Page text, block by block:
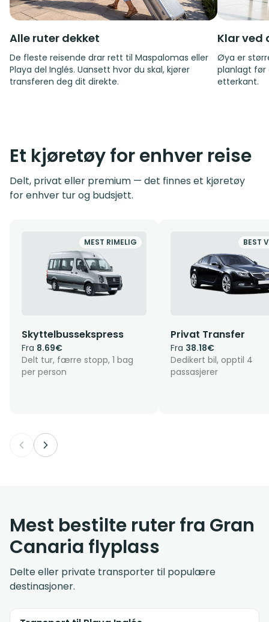
Alle ruter dekket
De fleste reisende drar rett til Maspalomas eller
Playa del Inglés. Uansett hvor du skal, kjører
transferen deg dit direkte.
Klar ved
Øya er
planlagt før
etterkant.
Et kjøretøy for enhver reise
Delt, privat eller premium — det finnes et kjøretøy
for enhver tur og budsjett.
MEST RIMELIG
Skyttelbussekspress
Fra 8.69€
Delt tur, færre stopp, 1 bag
per person
BEST
Privat Transfer
Fra 38.18€
Dedikert bil, opptil 4
passasjerer
Mest bestilte ruter fra Gran
Canaria flyplass
Delte eller private transporter til populære
destinasjoner.